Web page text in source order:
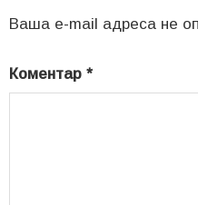
Ваша e-mail адреса не
Коментар *